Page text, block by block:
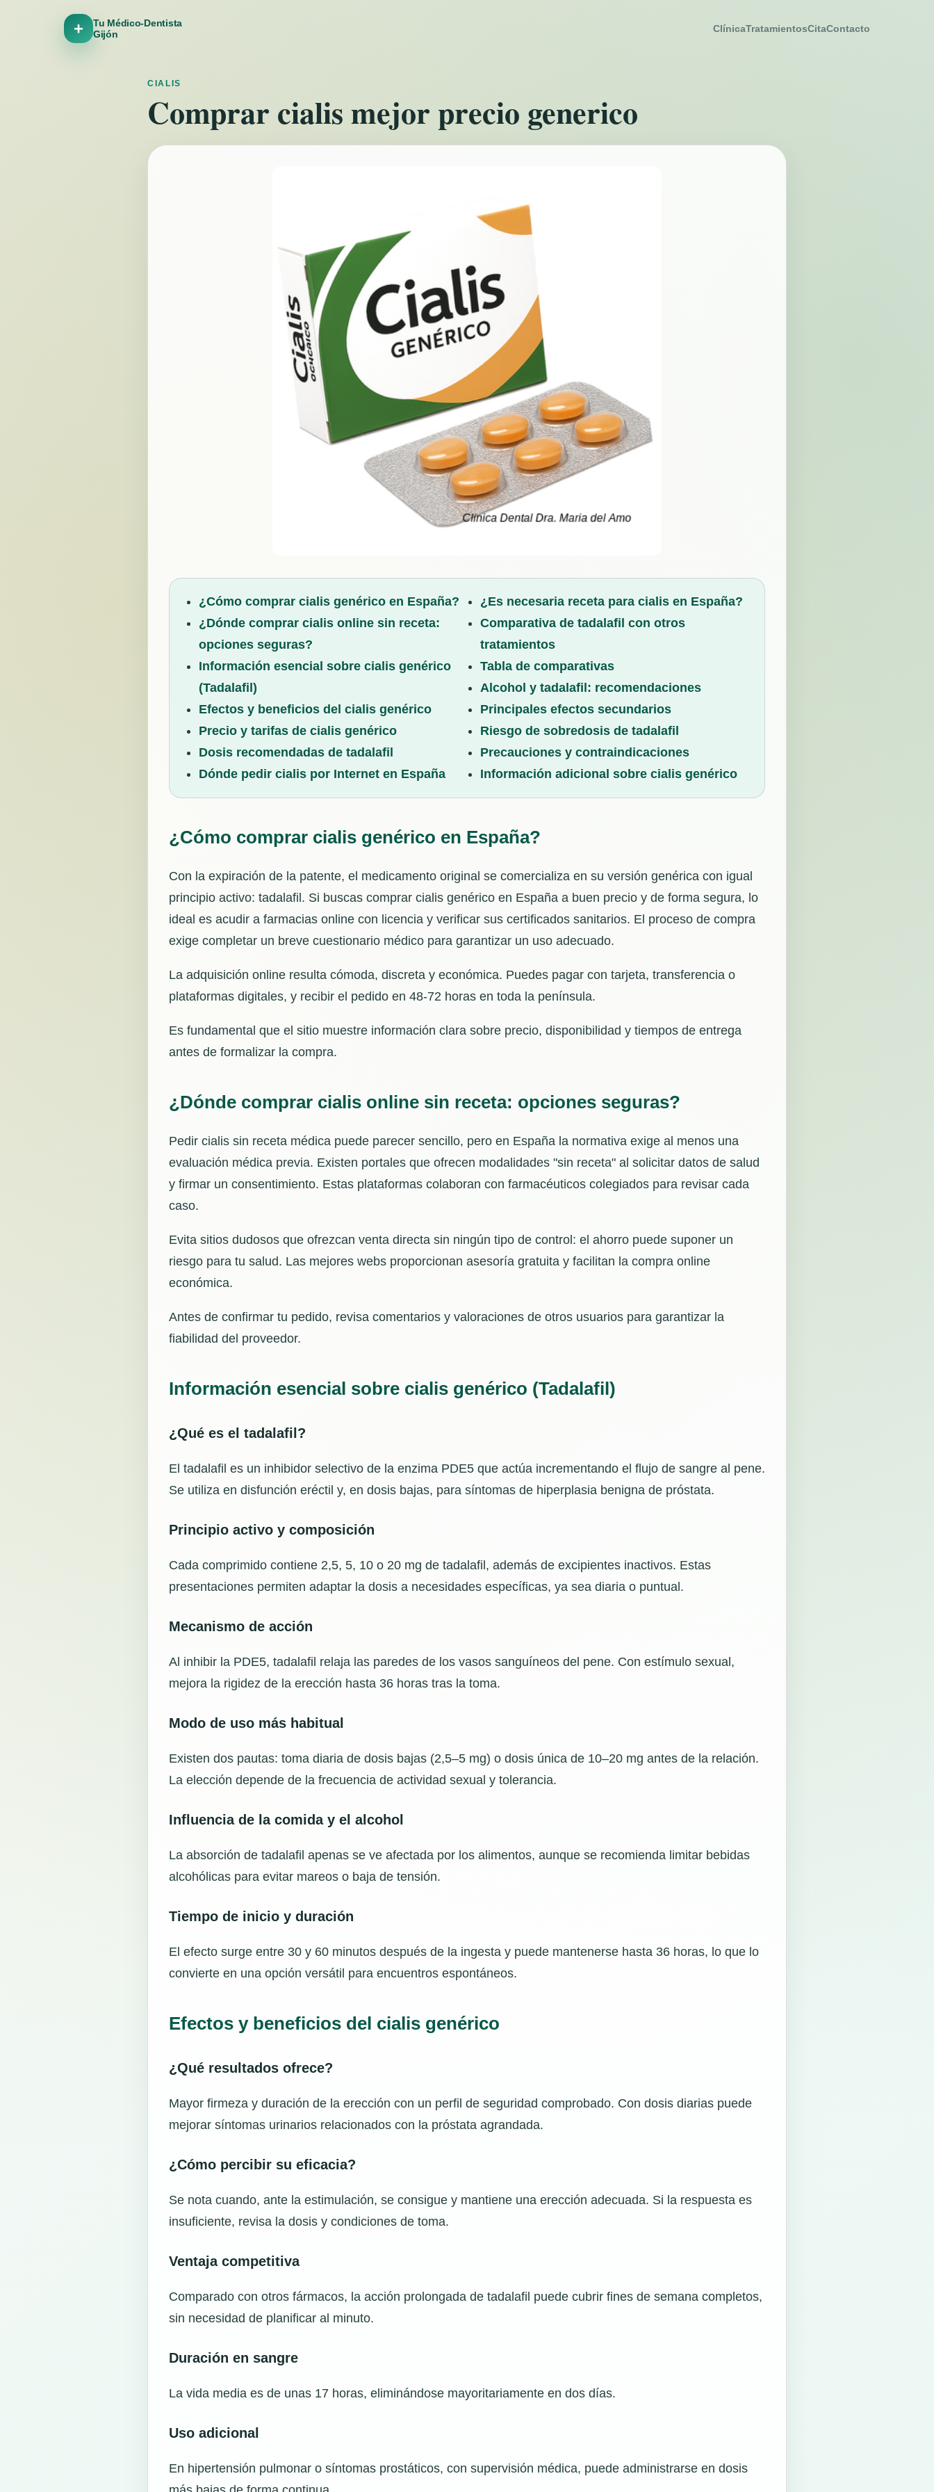
+
Tu Médico-Dentista
Gijón
ClínicaTratamientosCitaContacto
CIALIS
Comprar cialis mejor precio generico
¿Cómo comprar cialis genérico en España?
¿Dónde comprar cialis online sin receta:
opciones seguras?
Información esencial sobre cialis genérico
(Tadalafil)
Efectos y beneficios del cialis genérico
Precio y tarifas de cialis genérico
Dosis recomendadas de tadalafil
Dónde pedir cialis por Internet en España
¿Es necesaria receta para cialis en España?
Comparativa de tadalafil con otros
tratamientos
Tabla de comparativas
Alcohol y tadalafil: recomendaciones
Principales efectos secundarios
Riesgo de sobredosis de tadalafil
Precauciones y contraindicaciones
Información adicional sobre cialis genérico
¿Cómo comprar cialis genérico en España?
Con la expiración de la patente, el medicamento original se comercializa en su versión genérica con igual
principio activo: tadalafil. Si buscas comprar cialis genérico en España a buen precio y de forma segura, lo
ideal es acudir a farmacias online con licencia y verificar sus certificados sanitarios. El proceso de compra
exige completar un breve cuestionario médico para garantizar un uso adecuado.
La adquisición online resulta cómoda, discreta y económica. Puedes pagar con tarjeta, transferencia o
plataformas digitales, y recibir el pedido en 48-72 horas en toda la península.
Es fundamental que el sitio muestre información clara sobre precio, disponibilidad y tiempos de entrega
antes de formalizar la compra.
¿Dónde comprar cialis online sin receta: opciones seguras?
Pedir cialis sin receta médica puede parecer sencillo, pero en España la normativa exige al menos una
evaluación médica previa. Existen portales que ofrecen modalidades "sin receta" al solicitar datos de salud
y firmar un consentimiento. Estas plataformas colaboran con farmacéuticos colegiados para revisar cada
caso.
Evita sitios dudosos que ofrezcan venta directa sin ningún tipo de control: el ahorro puede suponer un
riesgo para tu salud. Las mejores webs proporcionan asesoría gratuita y facilitan la compra online
económica.
Antes de confirmar tu pedido, revisa comentarios y valoraciones de otros usuarios para garantizar la
fiabilidad del proveedor.
Información esencial sobre cialis genérico (Tadalafil)
¿Qué es el tadalafil?
El tadalafil es un inhibidor selectivo de la enzima PDE5 que actúa incrementando el flujo de sangre al pene.
Se utiliza en disfunción eréctil y, en dosis bajas, para síntomas de hiperplasia benigna de próstata.
Principio activo y composición
Cada comprimido contiene 2,5, 5, 10 o 20 mg de tadalafil, además de excipientes inactivos. Estas
presentaciones permiten adaptar la dosis a necesidades específicas, ya sea diaria o puntual.
Mecanismo de acción
Al inhibir la PDE5, tadalafil relaja las paredes de los vasos sanguíneos del pene. Con estímulo sexual,
mejora la rigidez de la erección hasta 36 horas tras la toma.
Modo de uso más habitual
Existen dos pautas: toma diaria de dosis bajas (2,5–5 mg) o dosis única de 10–20 mg antes de la relación.
La elección depende de la frecuencia de actividad sexual y tolerancia.
Influencia de la comida y el alcohol
La absorción de tadalafil apenas se ve afectada por los alimentos, aunque se recomienda limitar bebidas
alcohólicas para evitar mareos o baja de tensión.
Tiempo de inicio y duración
El efecto surge entre 30 y 60 minutos después de la ingesta y puede mantenerse hasta 36 horas, lo que lo
convierte en una opción versátil para encuentros espontáneos.
Efectos y beneficios del cialis genérico
¿Qué resultados ofrece?
Mayor firmeza y duración de la erección con un perfil de seguridad comprobado. Con dosis diarias puede
mejorar síntomas urinarios relacionados con la próstata agrandada.
¿Cómo percibir su eficacia?
Se nota cuando, ante la estimulación, se consigue y mantiene una erección adecuada. Si la respuesta es
insuficiente, revisa la dosis y condiciones de toma.
Ventaja competitiva
Comparado con otros fármacos, la acción prolongada de tadalafil puede cubrir fines de semana completos,
sin necesidad de planificar al minuto.
Duración en sangre
La vida media es de unas 17 horas, eliminándose mayoritariamente en dos días.
Uso adicional
En hipertensión pulmonar o síntomas prostáticos, con supervisión médica, puede administrarse en dosis